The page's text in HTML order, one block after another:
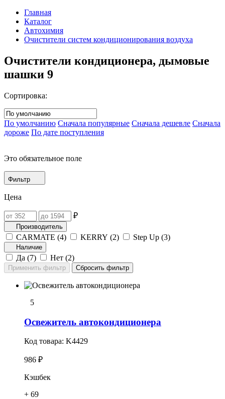
Главная
Каталог
Автохимия
Очистители систем кондиционирования воздуха
Очистители кондиционера, дымовые
шашки 9
Сортировка:
По умолчанию Сначала популярные Сначала дешевле Сначала
дороже По дате поступления
Это обязательное поле
Фильтр
Цена
₽
Производитель
CARMATE (4) KERRY (2) Step Up (3)
Наличие
Да (7) Нет (2)
5
Освежитель автокондиционера
Код товара: K4429
986 ₽
Кэшбек
+ 69